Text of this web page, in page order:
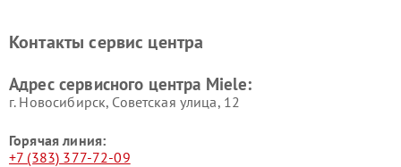
Miele
Miele
пылесосов Miele
Контакты сервис центра
Адрес сервисного центра Miele:
г. Новосибирск, Советская улица, 12
Горячая линия:
+7 (383) 377-72-09